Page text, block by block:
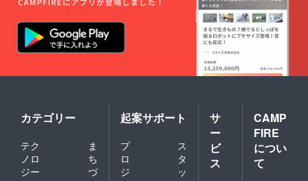
カテゴリー
テク
ノロ
ジー
ま
ち
づ
起案サポート
プ
ロ
ジ
ス
タ
ッ
サ
ー
ビ
ス
CAMP
FIRE
につい
て